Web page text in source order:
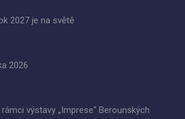
2027 je na světě
2026
výstavy „Imprese“ Berounských